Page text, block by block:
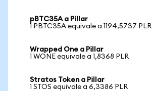
pBTC35A a Pillar
1 PBTC35A equivale a 1194,5737 PLR
Wrapped One a Pillar
1 WONE equivale a 1,8368 PLR
Stratos Token a Pillar
1 STOS equivale a 6,3386 PLR